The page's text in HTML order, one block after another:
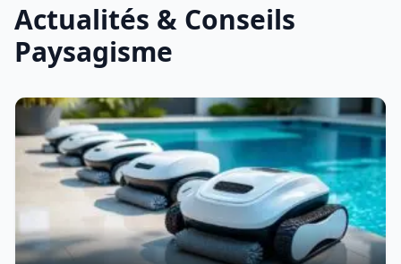
Actualités & Conseils
Paysagisme